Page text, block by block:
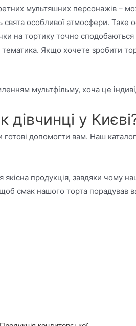
мультяшних персонажів –
свята особливої атмосфери.
на тортику точно
Якщо хочете зробити
мультфільму, хоча це
у
готові допомогти вам. Наш
продукція, завдяки чому
смак нашого торта порадував